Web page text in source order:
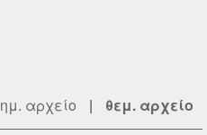
ημ. αρχείο | θεμ. αρχείο